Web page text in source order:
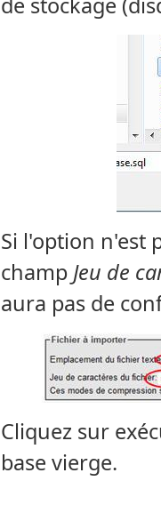
Si l'option n'est
champ Jeu de
aura pas de
Cliquez sur
base vierge.